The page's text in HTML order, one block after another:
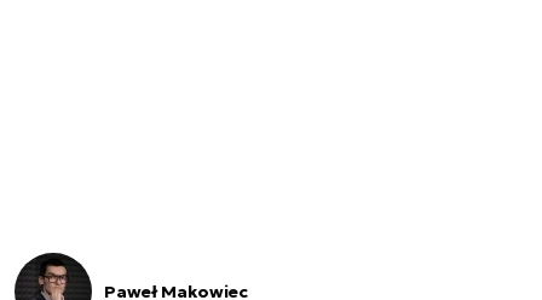
Paweł Makowiec